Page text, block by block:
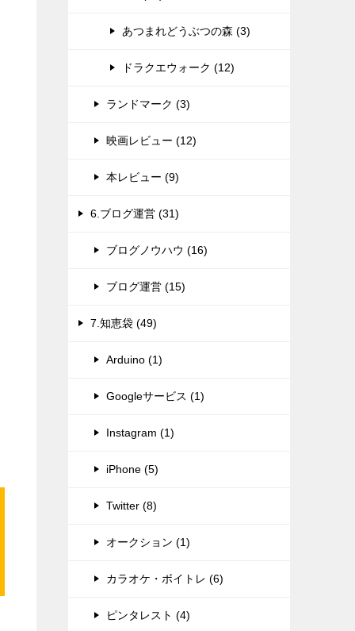
あつまれどうぶつの森 (3)
ドラクエウォーク (12)
ランドマーク (3)
映画レビュー (12)
本レビュー (9)
6.ブログ運営 (31)
ブログノウハウ (16)
ブログ運営 (15)
7.知恵袋 (49)
Arduino (1)
Googleサービス (1)
Instagram (1)
iPhone (5)
Twitter (8)
オークション (1)
カラオケ・ボイトレ (6)
ピンタレスト (4)